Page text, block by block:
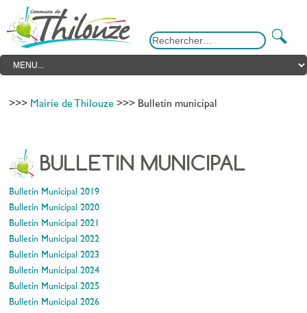
>>> Mairie de Thilouze >>> Bulletin municipal
BULLETIN MUNICIPAL
Bulletin Municipal 2019
Bulletin Municipal 2020
Bulletin Municipal 2021
Bulletin Municipal 2022
Bulletin Municipal 2023
Bulletin Municipal 2024
Bulletin Municipal 2025
Bulletin Municipal 2026